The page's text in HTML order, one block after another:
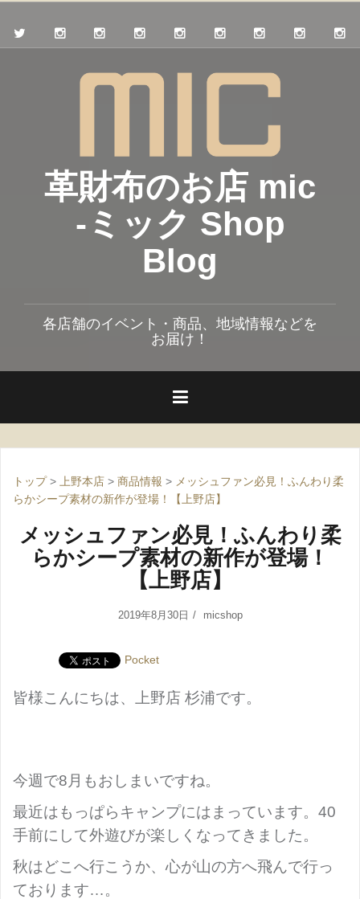
革財布のお店 mic
-ミック Shop
Blog
各店舗のイベント・商品、地域情報などを
お届け！
トップ> 上野本店 > 商品情報 > メッシュファン必見！ふんわり柔
らかシープ素材の新作が登場！【上野店】
メッシュファン必見！ふんわり柔
らかシープ素材の新作が登場！
【上野店】
2019年8月30日 micshop
Pocket
皆様こんにちは、上野店 杉浦です。
今週で8月もおしまいですね。
最近はもっぱらキャンプにはまっています。40
手前にして外遊びが楽しくなってきました。
秋はどこへ行こうか、心が山の方へ飛んで行っ
ております…。